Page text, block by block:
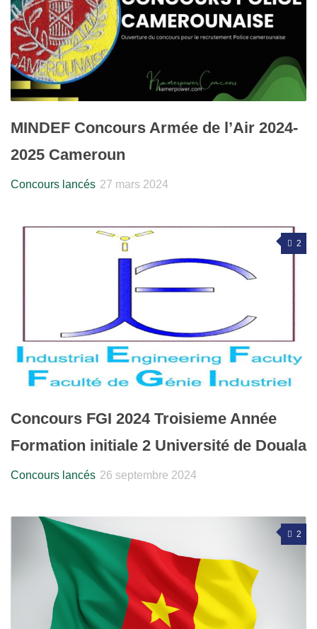
MINDEF Concours Armée de l’Air 2024-
2025 Cameroun
Concours lancés 27 mars 2024
2
Concours FGI 2024 Troisieme Année
Formation initiale 2 Université de Douala
Concours lancés 26 septembre 2024
2